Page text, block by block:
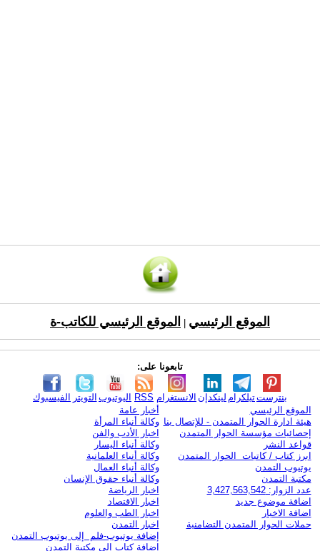
الموقع الرئيسي الموقع الرئيسي للكاتب-ة
تابعونا على:
الفيسبوك التويتر اليوتيوب RSS الانستغرام لينكدإن تيلكرامبنترست
الموقع الرئيسي
هيئة ادارة الحوار المتمدن - للإتصال بنا
إحصائيات مؤسسة الحوار المتمدن
قواعد النشر
ابرز كتاب / كاتبات الحوار المتمدن
يوتيوب التمدن
مكتبة التمدن
عدد الزوار: 3,427,563,542
اضافة موضوع جديد
اضافة الاخبار
حملات الحوار المتمدن التضامنية
أخبار عامة
وكالة أنباء المرأة
اخبار الأدب والفن
وكالة أنباء اليسار
وكالة أنباء العلمانية
وكالة أنباء العمال
وكالة أنباء حقوق الإنسان
اخبار الرياضة
اخبار الاقتصاد
اخبار الطب والعلوم
اخبار التمدن
إضافة يوتيوب-فلم إلى يوتيوب التمدن
إضافة كتاب إلى مكتبة التمدن